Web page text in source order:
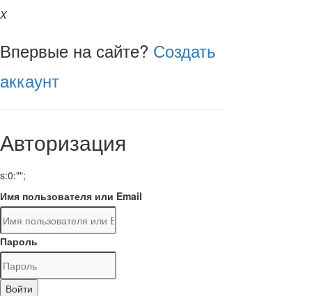
X
Впервые на сайте? Создать
аккаунт
Авторизация
s:0:"";
Имя пользователя или Email
Пароль
Войти